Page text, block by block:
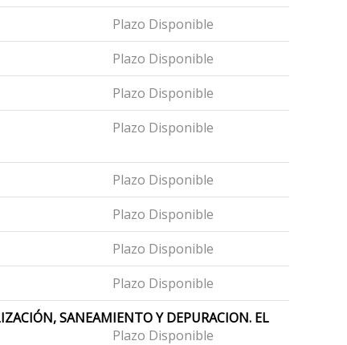
Plazo Disponible
Plazo Disponible
Plazo Disponible
Plazo Disponible
Plazo Disponible
Plazo Disponible
Plazo Disponible
Plazo Disponible
SANEAMIENTO Y DEPURACION. EL
Plazo Disponible